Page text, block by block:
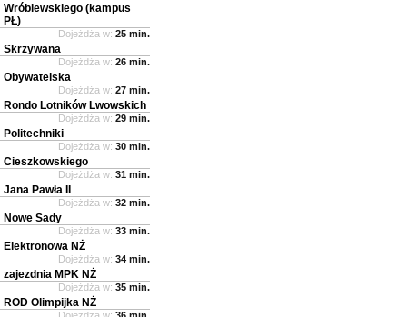
Wróblewskiego (kampus
PŁ)
Dojeżdża w: 25 min.
Skrzywana
Dojeżdża w: 26 min.
Obywatelska
Dojeżdża w: 27 min.
Rondo Lotników Lwowskich
Dojeżdża w: 29 min.
Politechniki
Dojeżdża w: 30 min.
Cieszkowskiego
Dojeżdża w: 31 min.
Jana Pawła II
Dojeżdża w: 32 min.
Nowe Sady
Dojeżdża w: 33 min.
Elektronowa NŻ
Dojeżdża w: 34 min.
zajezdnia MPK NŻ
Dojeżdża w: 35 min.
ROD Olimpijka NŻ